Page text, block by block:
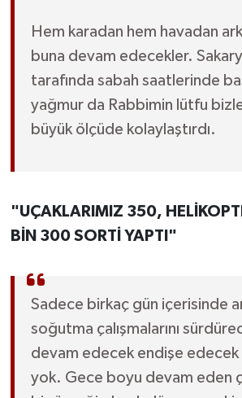
Hem karadan hem havadan
buna devam edecekler.
tarafında sabah saatlerinde
yağmur da Rabbimin lütfu
büyük ölçüde kolaylaştırdı.
"UÇAKLARIMIZ 350,
BİN 300 SORTİ YAPTI"
Sadece birkaç gün içerisinde
soğutma çalışmalarını
devam edecek endişe edecek
yok. Gece boyu devam eden